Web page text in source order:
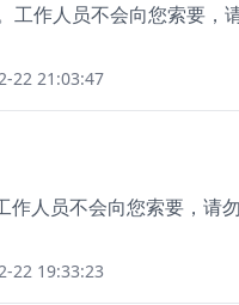
工作人员不会向您索要
22 21:03:47
作人员不会向您索要，请
22 19:33:23